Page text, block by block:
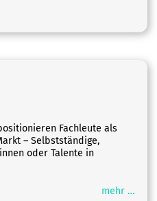
Fachleute als
– Selbstständige,
oder Talente in
mehr …